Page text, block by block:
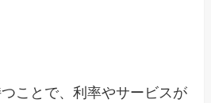
ことで、利率やサービスが